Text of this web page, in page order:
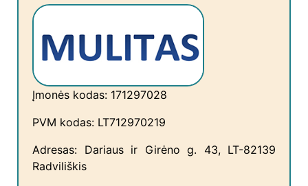
Įmonės kodas: 171297028
PVM kodas: LT712970219
Adresas: Dariaus ir Girėno g. 43, LT-82139
Radviliškis